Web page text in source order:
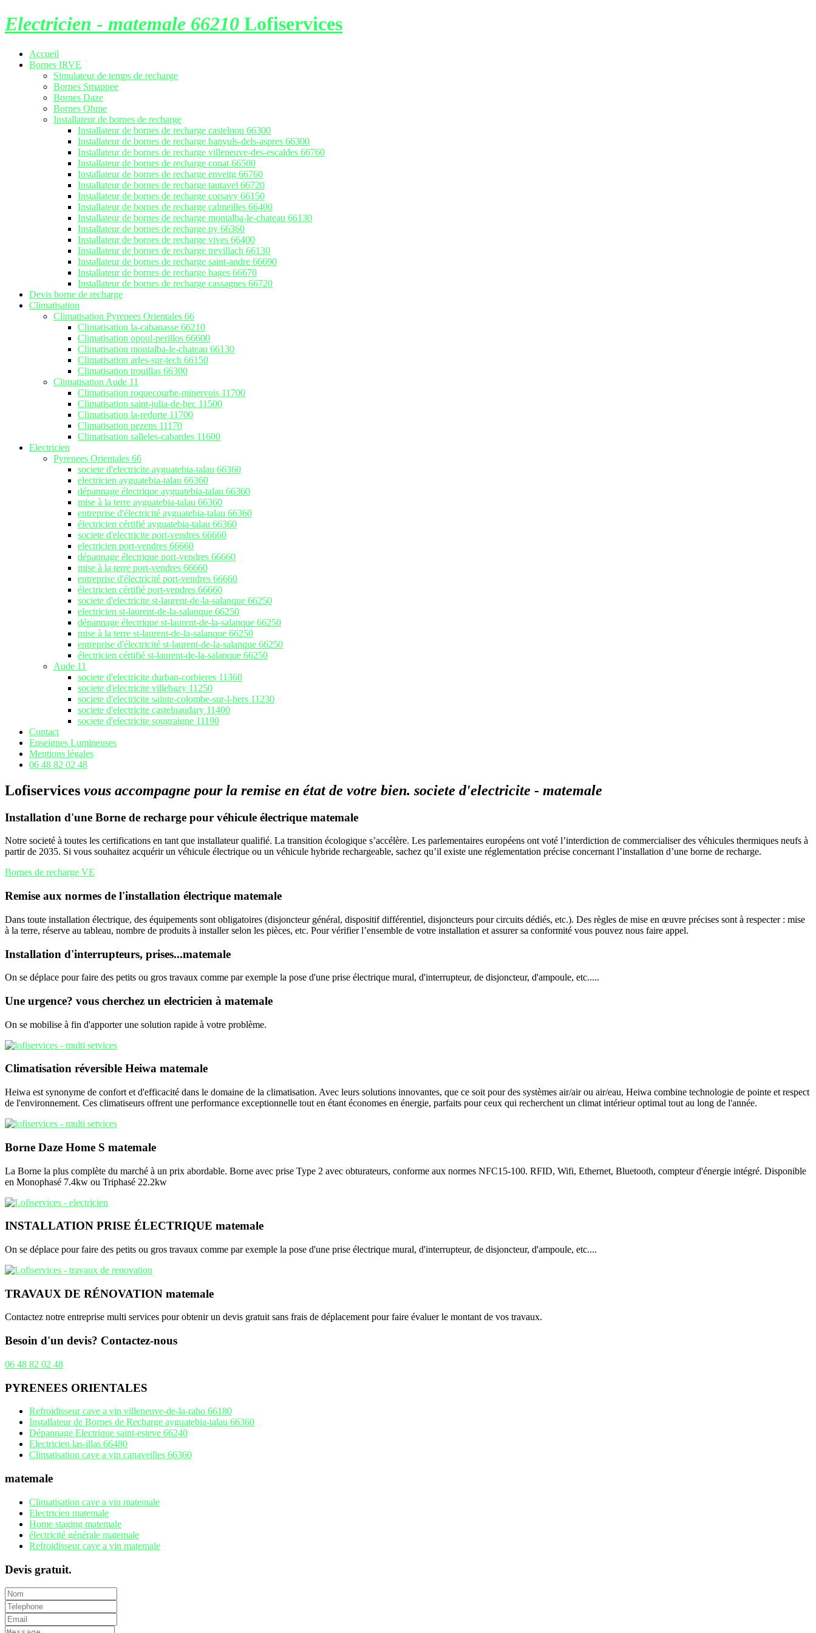
Electricien - matemale 66210 Lofiservices
Accueil
Bornes IRVE
Simulateur de temps de recharge
Bornes Smappee
Bornes Daze
Bornes Ohme
Installateur de bornes de recharge
Installateur de bornes de recharge castelnou 66300
Installateur de bornes de recharge banyuls-dels-aspres 66300
Installateur de bornes de recharge villeneuve-des-escaldes 66760
Installateur de bornes de recharge conat 66500
Installateur de bornes de recharge enveitg 66760
Installateur de bornes de recharge tautavel 66720
Installateur de bornes de recharge corsavy 66150
Installateur de bornes de recharge calmeilles 66400
Installateur de bornes de recharge montalba-le-chateau 66130
Installateur de bornes de recharge py 66360
Installateur de bornes de recharge vives 66400
Installateur de bornes de recharge trevillach 66130
Installateur de bornes de recharge saint-andre 66690
Installateur de bornes de recharge bages 66670
Installateur de bornes de recharge cassagnes 66720
Devis borne de recharge
Climatisation
Climatisation Pyrenees Orientales 66
Climatisation la-cabanasse 66210
Climatisation opoul-perillos 66600
Climatisation montalba-le-chateau 66130
Climatisation arles-sur-tech 66150
Climatisation trouillas 66300
Climatisation Aude 11
Climatisation roquecourbe-minervois 11700
Climatisation saint-julia-de-bec 11500
Climatisation la-redorte 11700
Climatisation pezens 11170
Climatisation salleles-cabardes 11600
Electricien
Pyrenees Orientales 66
societe d'electricite ayguatebia-talau 66360
electricien ayguatebia-talau 66360
dépannage électrique ayguatebia-talau 66360
mise à la terre ayguatebia-talau 66360
entreprise d'électricité ayguatebia-talau 66360
électricien cértifié ayguatebia-talau 66360
societe d'electricite port-vendres 66660
electricien port-vendres 66660
dépannage électrique port-vendres 66660
mise à la terre port-vendres 66660
entreprise d'électricité port-vendres 66660
électricien cértifié port-vendres 66660
societe d'electricite st-laurent-de-la-salanque 66250
electricien st-laurent-de-la-salanque 66250
dépannage électrique st-laurent-de-la-salanque 66250
mise à la terre st-laurent-de-la-salanque 66250
entreprise d'électricité st-laurent-de-la-salanque 66250
électricien cértifié st-laurent-de-la-salanque 66250
Aude 11
societe d'electricite durban-corbieres 11360
societe d'electricite villebazy 11250
societe d'electricite sainte-colombe-sur-l-hers 11230
societe d'electricite castelnaudary 11400
societe d'electricite sougraigne 11190
Contact
Enseignes Lumineuses
Mentions légales
06 48 82 02 48
Lofiservices vous accompagne pour la remise en état de votre bien. societe d'electricite - matemale
Installation d'une Borne de recharge pour véhicule électrique matemale
Notre societé à toutes les certifications en tant que installateur qualifié. La transition écologique s’accélère. Les parlementaires européens ont voté l’interdiction de commercialiser des véhicules thermiques neufs à
partir de 2035. Si vous souhaitez acquérir un véhicule électrique ou un véhicule hybride rechargeable, sachez qu’il existe une réglementation précise concernant l’installation d’une borne de recharge.
Bornes de recharge VE
Remise aux normes de l'installation électrique matemale
Dans toute installation électrique, des équipements sont obligatoires (disjoncteur général, dispositif différentiel, disjoncteurs pour circuits dédiés, etc.). Des règles de mise en œuvre précises sont à respecter : mise
à la terre, réserve au tableau, nombre de produits à installer selon les pièces, etc. Pour vérifier l’ensemble de votre installation et assurer sa conformité vous pouvez nous faire appel.
Installation d'interrupteurs, prises...matemale
On se déplace pour faire des petits ou gros travaux comme par exemple la pose d'une prise électrique mural, d'interrupteur, de disjoncteur, d'ampoule, etc.....
Une urgence? vous cherchez un electricien à matemale
On se mobilise à fin d'apporter une solution rapide à votre problème.
Climatisation réversible Heiwa matemale
Heiwa est synonyme de confort et d'efficacité dans le domaine de la climatisation. Avec leurs solutions innovantes, que ce soit pour des systèmes air/air ou air/eau, Heiwa combine technologie de pointe et respect
de l'environnement. Ces climatiseurs offrent une performance exceptionnelle tout en étant économes en énergie, parfaits pour ceux qui recherchent un climat intérieur optimal tout au long de l'année.
Borne Daze Home S matemale
La Borne la plus complète du marché à un prix abordable. Borne avec prise Type 2 avec obturateurs, conforme aux normes NFC15-100. RFID, Wifi, Ethernet, Bluetooth, compteur d'énergie intégré. Disponible
en Monophasé 7.4kw ou Triphasé 22.2kw
INSTALLATION PRISE ÉLECTRIQUE matemale
On se déplace pour faire des petits ou gros travaux comme par exemple la pose d'une prise électrique mural, d'interrupteur, de disjoncteur, d'ampoule, etc....
TRAVAUX DE RÉNOVATION matemale
Contactez notre entreprise multi services pour obtenir un devis gratuit sans frais de déplacement pour faire évaluer le montant de vos travaux.
Besoin d'un devis? Contactez-nous
06 48 82 02 48
PYRENEES ORIENTALES
Refroidisseur cave a vin villeneuve-de-la-raho 66180
Installateur de Bornes de Recharge ayguatebia-talau 66360
Dépannage Electrique saint-esteve 66240
Electricien las-illas 66480
Climatisation cave a vin canaveilles 66360
matemale
Climatisation cave a vin matemale
Electricien matemale
Home staging matemale
électricité générale matemale
Refroidisseur cave a vin matemale
Devis gratuit.